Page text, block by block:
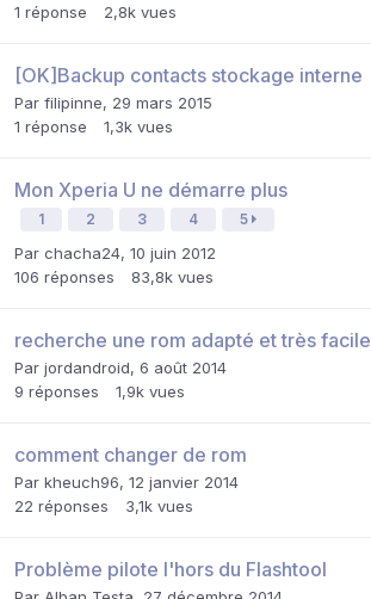
1 réponse 2,8k vues
[OK]Backup contacts stockage interne
Par filipinne, 29 mars 2015
1 réponse 1,3k vues
Mon Xperia U ne démarre plus
1 2 3 4 5
Par chacha24, 10 juin 2012
106 réponses 83,8k vues
recherche une rom adapté et très facile
Par jordandroid, 6 août 2014
9 réponses 1,9k vues
comment changer de rom
Par kheuch96, 12 janvier 2014
22 réponses 3,1k vues
Problème pilote l'hors du Flashtool